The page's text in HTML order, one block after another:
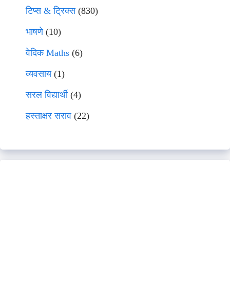
टिप्स & ट्रिक्स(830)
भाषणे(10)
वेदिक Maths (6)
व्यवसाय(1)
सरल विद्यार्थी(4)
हस्ताक्षर सराव (22)